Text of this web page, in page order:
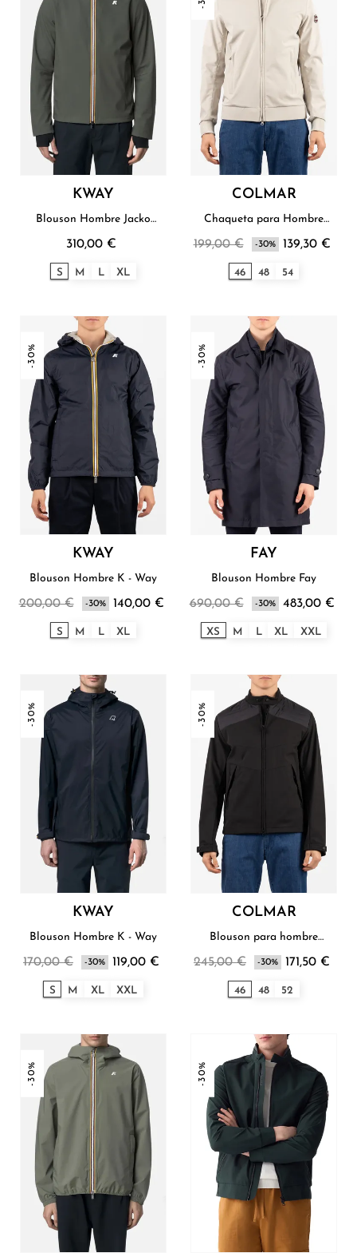
KWAY
Blouson Hombre Jacko
310,00 €
S M L XL
COLMAR
Chaqueta para Hombre
199,00 € -30% 139,30 €
46 48 54
-30%
KWAY
Blouson Hombre K - Way
200,00 € -30% 140,00 €
S M L XL
-30%
FAY
Blouson Hombre Fay
690,00 € -30% 483,00 €
XS M L XL XXL
-30%
KWAY
Blouson Hombre K - Way
170,00 € -30% 119,00 €
S M XL XXL
-30%
COLMAR
Blouson para hombre
245,00 € -30% 171,50 €
46 48 52
-30% -30%